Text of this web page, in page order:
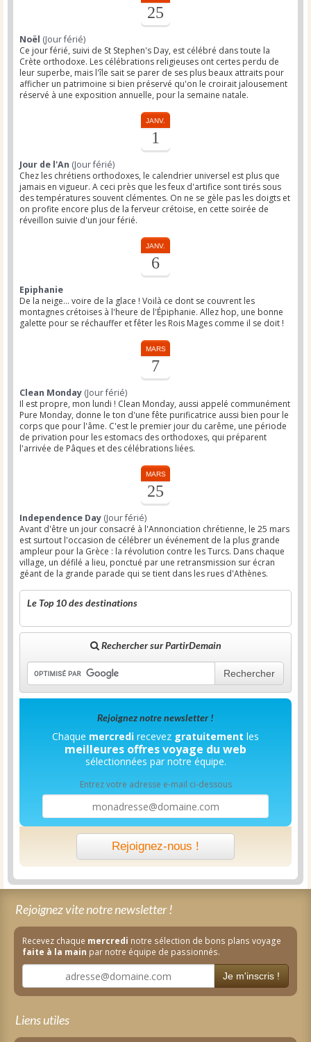
25
Noël (Jour férié)
Ce jour férié, suivi de St Stephen's Day, est célébré dans toute la
Crète orthodoxe. Les célébrations religieuses ont certes perdu de
leur superbe, mais l'île sait se parer de ses plus beaux attraits pour
afficher un patrimoine si bien préservé qu'on le croirait jalousement
réservé à une exposition annuelle, pour la semaine natale.
JANV.
1
Jour de l'An (Jour férié)
Chez les chrétiens orthodoxes, le calendrier universel est plus que
jamais en vigueur. A ceci près que les feux d'artifice sont tirés sous
des températures souvent clémentes. On ne se gèle pas les doigts et
on profite encore plus de la ferveur crétoise, en cette soirée de
réveillon suivie d'un jour férié.
JANV.
6
Epiphanie
De la neige... voire de la glace ! Voilà ce dont se couvrent les
montagnes crétoises à l'heure de l'Épiphanie. Allez hop, une bonne
galette pour se réchauffer et fêter les Rois Mages comme il se doit !
MARS
7
Clean Monday (Jour férié)
Il est propre, mon lundi ! Clean Monday, aussi appelé communément
Pure Monday, donne le ton d'une fête purificatrice aussi bien pour le
corps que pour l'âme. C'est le premier jour du carême, une période
de privation pour les estomacs des orthodoxes, qui préparent
l'arrivée de Pâques et des célébrations liées.
MARS
25
Independence Day (Jour férié)
Avant d'être un jour consacré à l'Annonciation chrétienne, le 25 mars
est surtout l'occasion de célébrer un événement de la plus grande
ampleur pour la Grèce : la révolution contre les Turcs. Dans chaque
village, un défilé a lieu, ponctué par une retransmission sur écran
géant de la grande parade qui se tient dans les rues d'Athènes.
Le Top 10 des destinations
Rechercher sur PartirDemain
Rechercher
Rejoignez notre newsletter !
Chaque mercredi recevez gratuitement les
meilleures offres voyage du web
sélectionnées par notre équipe.
Entrez votre adresse e-mail ci-dessous
Rejoignez-nous !
Rejoignez vite notre newsletter !
Recevez chaque mercredi notre sélection de bons plans voyage
faite à la main par notre équipe de passionnés.
Je m'inscris !
Liens utiles